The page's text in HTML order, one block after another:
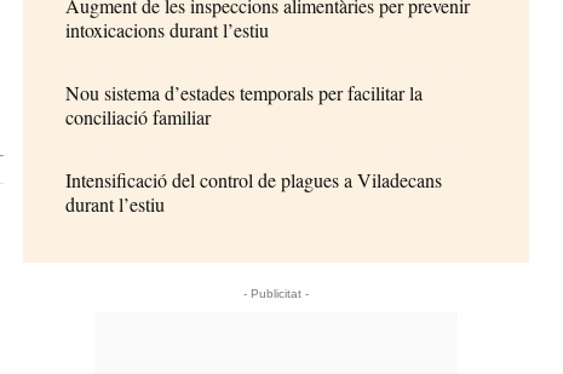
Augment de les inspeccions alimentàries per prevenir
intoxicacions durant l’estiu
Nou sistema d’estades temporals per facilitar la
conciliació familiar
Intensificació del control de plagues a Viladecans
durant l’estiu
- Publicitat -